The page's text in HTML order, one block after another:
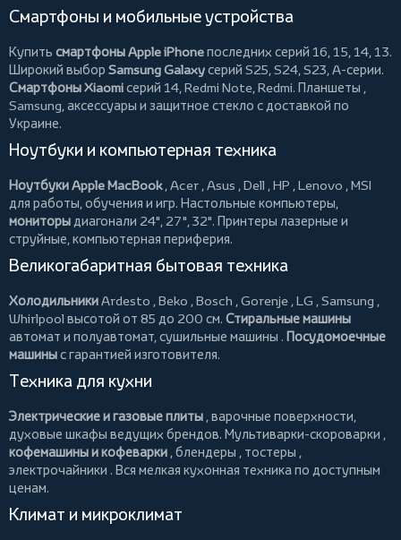
Смартфоны и мобильные устройства
Купить смартфоны Apple iPhoneпоследних серий 16, 15, 14, 13.
Широкий выбор Samsung Galaxyсерий S25, S24, S23, A-серии.
Смартфоны Xiaomiсерий 14, Redmi Note, Redmi. Планшеты ,
Samsung, аксессуары и защитное стекло с доставкой по
Украине.
Ноутбуки и компьютерная техника
Ноутбуки Apple MacBook,Acer ,Asus ,Dell ,HP ,Lenovo ,MSI
для работы, обучения и игр. Настольные компьютеры,
мониторыдиагонали 24", 27", 32". Принтеры лазерные и
струйные, компьютерная периферия.
Великогабаритная бытовая техника
ХолодильникиArdesto ,Beko ,Bosch ,Gorenje ,LG ,Samsung ,
Whirlpool высотой от 85 до 200 см. Стиральные машины
автомат и полуавтомат,сушильные машины . Посудомоечные
машиныс гарантией изготовителя.
Техника для кухни
Электрические и газовые плиты , варочные поверхности,
духовые шкафы ведущих брендов. Мультиварки-скороварки ,
кофемашины и кофеварки ,блендеры , тостеры ,
электрочайники . Вся мелкая кухонная техника по доступным
ценам.
Климат и микроклимат